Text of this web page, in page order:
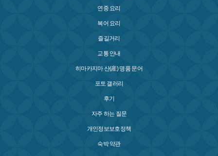
연중 요리
복어 요리
즐길거리
교통 안내
히마카지마 산(産) 명품 문어
포토 갤러리
후기
자주 하는 질문
개인정보보호정책
숙박 약관